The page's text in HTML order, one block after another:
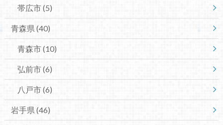
帯広市(5)
青森県 (40)
青森市(10)
弘前市(6)
八戸市(6)
岩手県 (46)